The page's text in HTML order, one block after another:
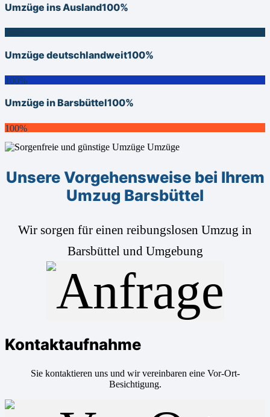
Umzüge ins Ausland100%
Umzüge deutschlandweit100%
100%
Umzüge in Barsbüttel100%
100%
Unsere Vorgehensweise bei Ihrem
Umzug Barsbüttel
Wir sorgen für einen reibungslosen Umzug in
Barsbüttel und Umgebung
Kontaktaufnahme
Sie kontaktieren uns und wir vereinbaren eine Vor-Ort-
Besichtigung.